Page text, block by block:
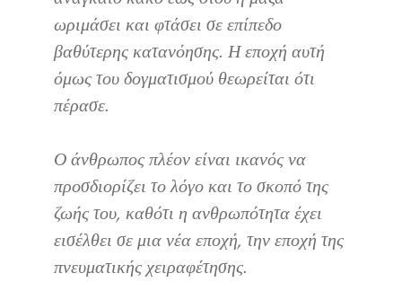
ωριμάσει και φτάσει σε επίπεδο
βαθύτερης κατανόησης. Η εποχή αυτή
όμως του δογματισμού θεωρείται ότι
πέρασε.
Ο άνθρωπος πλέον είναι ικανός να
προσδιορίζει το λόγο και το σκοπό της
ζωής του, καθότι η ανθρωπότητα έχει
εισέλθει σε μια νέα εποχή, την εποχή της
πνευματικής χειραφέτησης.